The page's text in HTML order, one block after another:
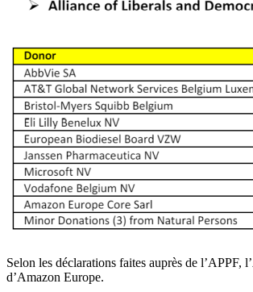
Selon les déclarations faites auprès de
d’Amazon Europe.